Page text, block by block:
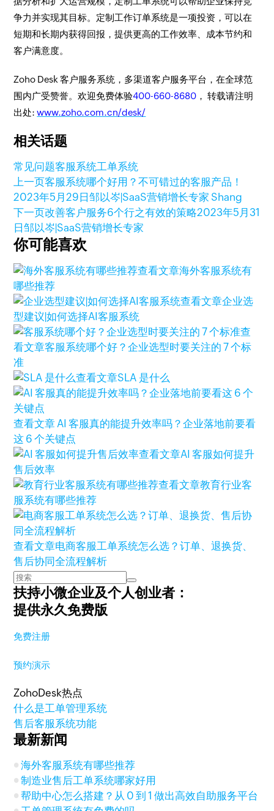
争力并实现其目标。定制工作订单系统是一项投资，可以在
短期和长期内获得回报，提供更高的工作效率、成本节约和
客户满意度。
Zoho Desk 客户服务系统，多渠道客户服务平台，在全球范
围内广受赞誉。欢迎免费体验400-660-8680 ， 转载请注明
出处:www.zoho.com.cn/desk/
相关话题
常见问题客服系统工单系统
上一页客服系统哪个好用？不可错过的客服产品！
2023年5月29日邹以岑|SaaS营销增长专家 Shang
下一页改善客户服务6个行之有效的策略2023年5月31
日邹以岑|SaaS营销增长专家
你可能喜欢
查看文章海外客服系统有
哪些推荐
查看文章企业选
型建议|如何选择AI客服系统
查
看文章客服系统哪个好？企业选型时要关注的 7 个标
准
查看文章SLA 是什么
查看文章AI 客服真的能提升效率吗？企业落地前要看
这 6 个关键点
查看文章AI 客服如何提升
售后效率
查看文章教育行业客
服系统有哪些推荐
查看文章电商客服工单系统怎么选？订单、退换货、
售后协同全流程解析
扶持小微企业及个人创业者：
提供永久免费版
免费注册
预约演示
ZohoDesk热点
什么是工单管理系统
售后客服系统功能
最新新闻
海外客服系统有哪些推荐
制造业售后工单系统哪家好用
帮助中心怎么搭建？从 0 到 1 做出高效自助服务平台